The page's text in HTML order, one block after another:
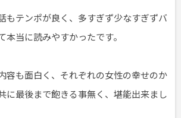
もテンポが良く、多すぎず少なすぎずバ
本当に読みやすかったです。
容も面白く、それぞれの女性の幸せのか
に最後まで飽きる事無く、堪能出来まし